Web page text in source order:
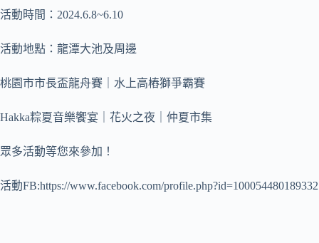
活動時間：2024.6.8~6.10
活動地點：龍潭大池及周邊
桃園市市長盃龍舟賽｜水上高樁獅爭霸賽
Hakka粽夏音樂饗宴｜花火之夜｜仲夏市集
眾多活動等您來參加！
活動FB:https://www.facebook.com/profile.php?id=100054480189332